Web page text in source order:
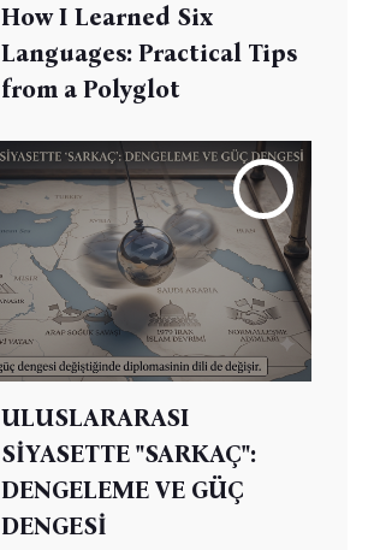
How I Learned Six
Languages: Practical Tips
from a Polyglot
ULUSLARARASI
SİYASETTE "SARKAÇ":
DENGELEME VE GÜÇ
DENGESİ